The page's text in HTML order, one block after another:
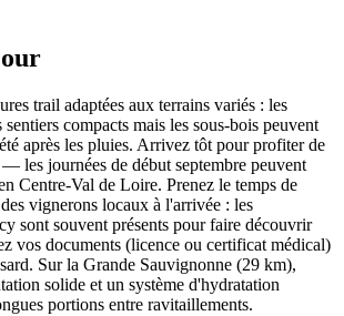
trail adaptées aux terrains variés : les
compacts mais les sous-bois peuvent
après les pluies. Arrivez tôt pour profiter de
les journées de début septembre peuvent
Centre-Val de Loire. Prenez le temps de
vignerons locaux à l'arrivée : les
sont souvent présents pour faire découvrir
vos documents (licence ou certificat médical)
Sur la Grande Sauvignonne (29 km),
solide et un système d'hydratation
portions entre ravitaillements.